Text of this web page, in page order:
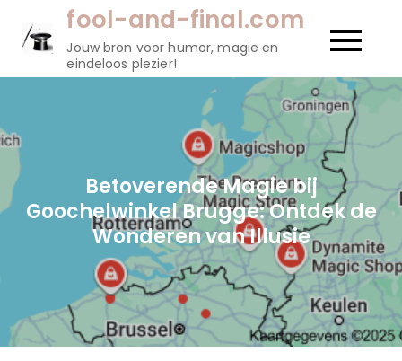
fool-and-final.com
Jouw bron voor humor, magie en
eindeloos plezier!
Betoverende Magie bij
Goochelwinkel Brugge: Ontdek de
Wonderen van Illusie